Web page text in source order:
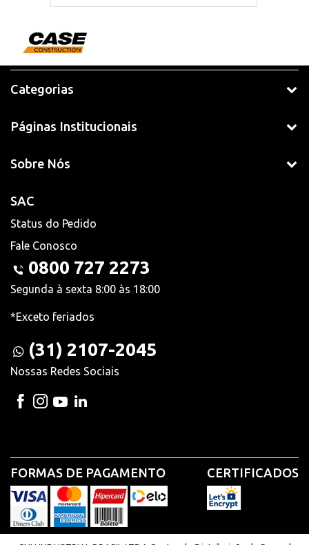
Categorias
Páginas Institucionais
Sobre Nós
SAC
Status do Pedido
Fale Conosco
0800 727 2273
Segunda à sexta 8:00 às 18:00
*Exceto feriados
(31) 2107-2045
Nossas Redes Sociais
FORMAS DE PAGAMENTO CERTIFICADOS